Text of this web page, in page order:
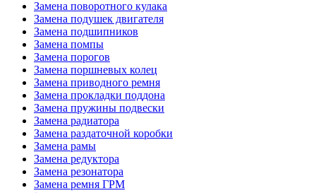
Замена поворотного кулака
Замена подушек двигателя
Замена подшипников
Замена помпы
Замена порогов
Замена поршневых колец
Замена приводного ремня
Замена прокладки поддона
Замена пружины подвески
Замена радиатора
Замена раздаточной коробки
Замена рамы
Замена редуктора
Замена резонатора
Замена ремня ГРМ